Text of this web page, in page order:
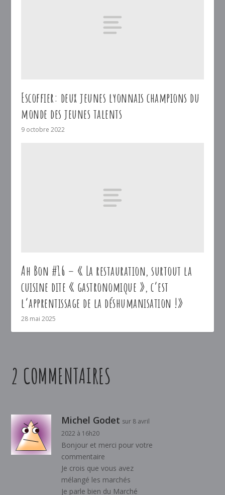
Escoffier: deux jeunes lyonnais champions du
monde des jeunes talents
9 octobre 2022
Ah Bon #16 – « La restauration, surtout la
cuisine dite « gastronomique », c’est
l’apprentissage de la déshumanisation !»
28 mai 2025
2 COMMENTAIRES
Michel Godet sur 8 avril
2022 à 16h20
Bonjour et merci pour votre
commentaire
Je crois que vous avez
mélangé les marchés
Je parle bien du Marché